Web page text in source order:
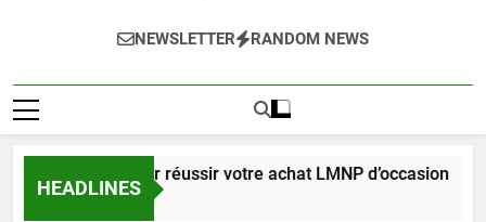
NEWSLETTER RANDOM NEWS
HEADLINES
complet pour réussir votre achat LMNP d’occasion
Ago